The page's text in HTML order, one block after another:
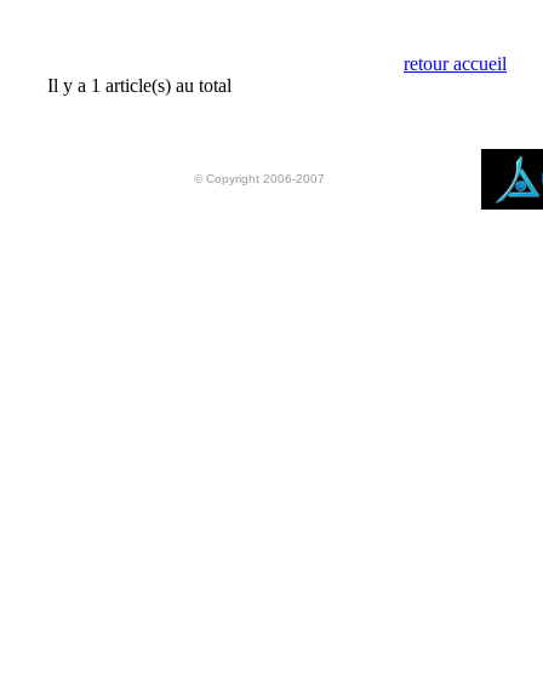
retour accueil
Il y a 1 article(s) au total
© Copyright 2006-2007